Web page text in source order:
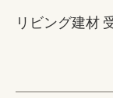
リビング建材